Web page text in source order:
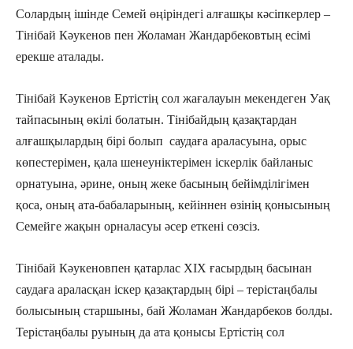
Солардың ішінде Семей өңіріндегі алғашқы кәсіпкерлер –
Тінібай Кәукенов пен Жоламан Жандарбековтың есімі
ерекше аталады.
Тінібай Кәукенов Ертістің сол жағалауын мекендеген Уақ
тайпасының өкілі болатын. Тінібайдың қазақтардан
алғашқылардың бірі болып саудаға араласуына, орыс
көпестерімен, қала шенеуніктерімен іскерлік байланыс
орнатуына, әрине, оның жеке басының бейімділігімен
қоса, оның ата-бабаларының, кейіннен өзінің қонысының
Семейге жақын орналасуы әсер еткені сөзсіз.
Тінібай Кәукеновпен қатарлас ХІХ ғасырдың басынан
саудаға араласқан іскер қазақтардың бірі – терістаңбалы
болысының старшыны, бай Жоламан Жандарбеков болды.
Терістаңбалы руының да ата қонысы Ертістің сол